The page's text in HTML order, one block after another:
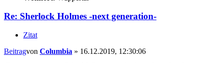
Re: Sherlock Holmes -next generation-
Zitat
Beitragvon Columbia » 16.12.2019, 12:30:06